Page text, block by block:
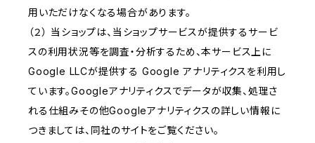
用いただけなくなる場合があります。
（２） 当ショップは、当ショップサービスが提供するサービ
スの利用状況等を調査・分析するため、本サービス上に
Google LLCが提供する Google アナリティクスを利用し
ています。Googleアナリティクスでデータが収集、処理さ
れる仕組みその他Googleアナリティクスの詳しい情報に
つきましては、同社のサイトをご覧ください。